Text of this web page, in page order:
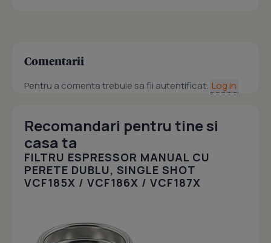
Comentarii
Pentru a comenta trebuie sa fii autentificat. Log in
Recomandari pentru tine si
casa ta
FILTRU ESPRESSOR MANUAL CU
PERETE DUBLU, SINGLE SHOT
VCF185X / VCF186X / VCF187X